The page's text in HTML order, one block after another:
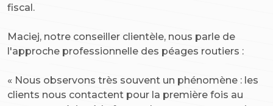
fiscal.
Maciej, notre conseiller clientèle, nous parle de
l'approche professionnelle des péages routiers :
« Nous observons très souvent un phénomène : les
clients nous contactent pour la première fois au